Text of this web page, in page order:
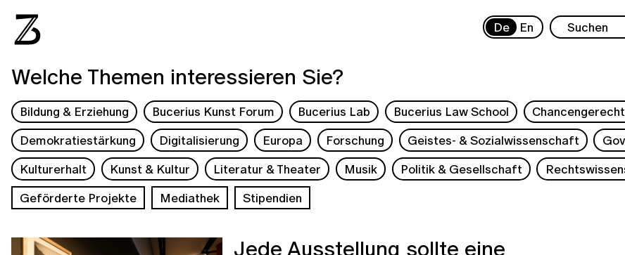
De En
Welche Themen interessieren Sie?
Bildung & Erziehung Bucerius Kunst Forum Bucerius Lab Bucerius Law School
Demokratiestärkung
Digitalisierung Europa Forschung Geistes- & Sozialwissenschaft
Kulturerhalt
Kunst & Kultur Literatur & Theater Musik Politik & Gesellschaft
Geförderte Projekte
Mediathek Stipendien
Jede Ausstellung sollte eine